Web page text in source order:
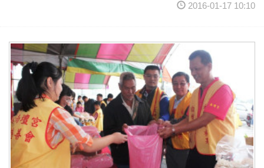
2016-01-17 10:10